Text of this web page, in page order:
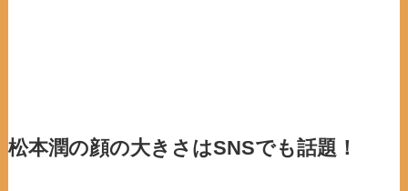
松本潤の顔の大きさはSNSでも話題！